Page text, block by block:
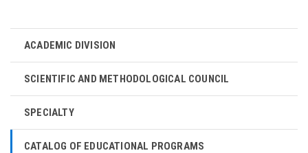
ACADEMIC DIVISION
SCIENTIFIC AND METHODOLOGICAL COUNCIL
SPECIALTY
CATALOG OF EDUCATIONAL PROGRAMS